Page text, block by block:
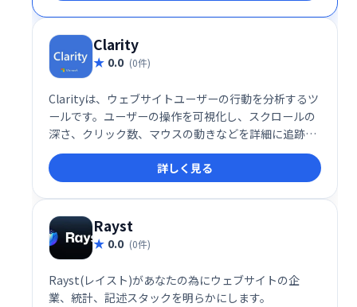
Clarity
0.0 (0件)
Clarityは、ウェブサイトユーザーの行動を分析するツ
ールです。ユーザーの操作を可視化し、スクロールの
深さ、クリック数、マウスの動きなどを詳細に追跡し
ます。これにより、ユーザーエクスペリエンスの課題
を特定し、ウェブサイトの改善に役立ちます。直感的
なインターフェースで、簡単に分析結果を確認できま
す。ウェブサイトの改善でお悩みの企業様は、Clarity
でユーザー行動を理解し、効果的な改善策を講じまし
ょう。
詳しく見る
Rayst
0.0 (0件)
Rayst(レイスト)があなたの為にウェブサイトの企
業、統計、記述スタックを明らかにします。